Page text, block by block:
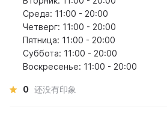
Среда: 11:00 - 20:00
Четверг: 11:00 - 20:00
Пятница: 11:00 - 20:00
Суббота: 11:00 - 20:00
Воскресенье: 11:00 - 20:00
0 还没有印象